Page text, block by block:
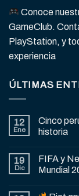
Conoce
GameClub.
PlayStation, y
experiencia
ÚLTIMAS
12
Ene
Cinco
historia
19
Dic
FIFA y
Mundial